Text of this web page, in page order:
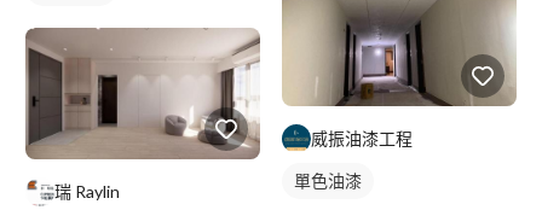
瑞 Raylin
威振油漆工程
單色油漆